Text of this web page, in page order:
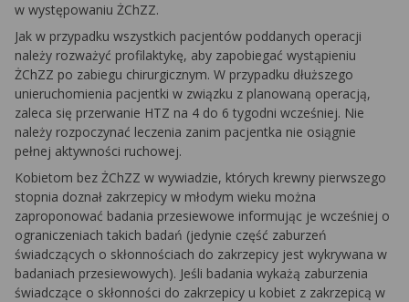
w występowaniu ŻChZZ.
Jak w przypadku wszystkich pacjentów poddanych operacji
należy rozważyć profilaktykę, aby zapobiegać wystąpieniu
ŻChZZ po zabiegu chirurgicznym. W przypadku dłuższego
unieruchomienia pacjentki w związku z planowaną operacją,
zaleca się przerwanie HTZ na 4 do 6 tygodni wcześniej. Nie
należy rozpoczynać leczenia zanim pacjentka nie osiągnie
pełnej aktywności ruchowej.
Kobietom bez ŻChZZ w wywiadzie, których krewny pierwszego
stopnia doznał zakrzepicy w młodym wieku można
zaproponować badania przesiewowe informując je wcześniej o
ograniczeniach takich badań (jedynie część zaburzeń
świadczących o skłonnościach do zakrzepicy jest wykrywana w
badaniach przesiewowych). Jeśli badania wykażą zaburzenia
świadczące o skłonności do zakrzepicy u kobiet z zakrzepicą w